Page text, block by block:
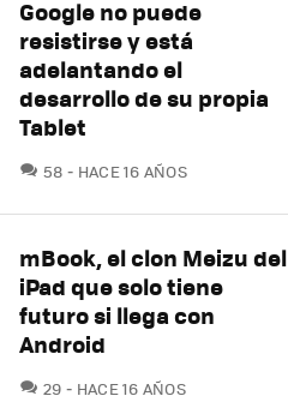
Google no puede
resistirse y está
adelantando el
desarrollo de su propia
Tablet
58 COMENTARIOS
HACE 16 AÑOS
mBook, el clon Meizu del
iPad que solo tiene
futuro si llega con
Android
29 COMENTARIOS
HACE 16 AÑOS